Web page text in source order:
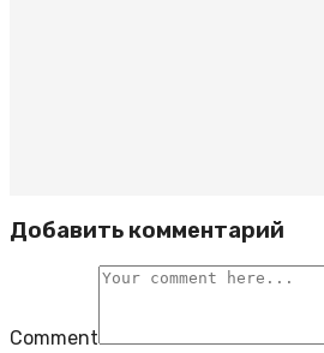
Добавить комментарий
Comment